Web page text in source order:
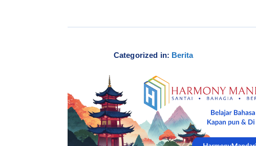
Categorized in: Berita